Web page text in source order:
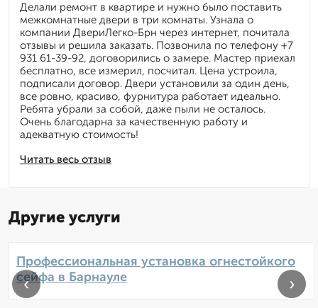
Читать весь отзыв
Делали ремонт в квартире и нужно было поставить
межкомнатные двери в три комнаты. Узнала о
компании ДвериЛегко-Брн через интернет, почитала
отзывы и решила заказать. Позвонила по телефону +7
931 61-39-92, договорились о замере. Мастер приехал
бесплатно, все измерил, посчитал. Цена устроила,
подписали договор. Двери установили за один день,
все ровно, красиво, фурнитура работает идеально.
Ребята убрали за собой, даже пыли не осталось.
Очень благодарна за качественную работу и
адекватную стоимость!
Другие услуги
Профессиональная установка огнестойкого
сейфа в Барнауле
‹ ›